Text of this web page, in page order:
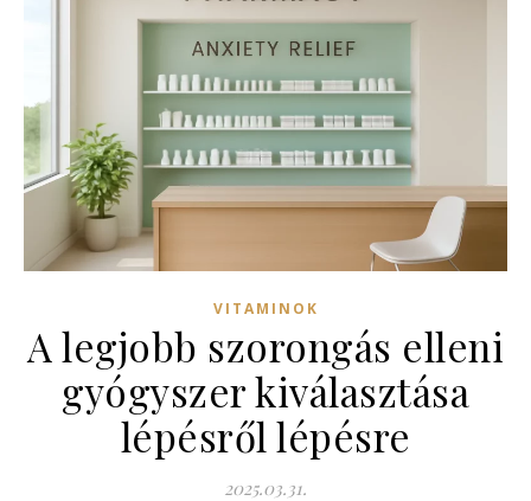
VITAMINOK
A legjobb szorongás elleni
gyógyszer kiválasztása
lépésről lépésre
2025.03.31.